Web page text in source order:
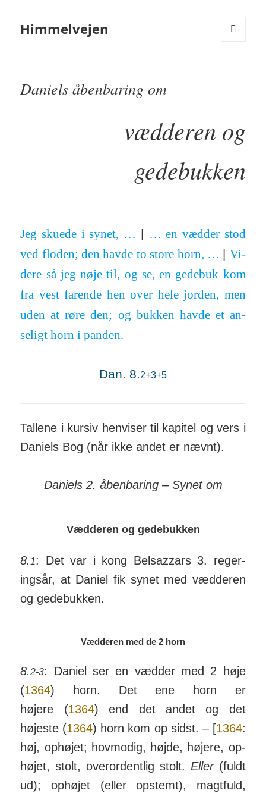
Himmelvejen
Daniels åbenbaring om
vædderen og
gedebukken
Jeg skuede i synet, …
… en vædder stod
ved floden; den havde to store horn, …
Vi­
dere så jeg nøje til, og se, en gede­buk kom
fra vest farende hen over hele jorden, men
uden at røre den; og bukken havde et an­
seligt horn i panden.
Dan. 8.2+3+5
Tallene i kursiv hen­viser til kapitel og vers i
Daniels Bog (når ikke andet er nævnt).
Daniels 2. åbenbaring – Synet om
Vædderen og gedebukken
8. 1: Det var i kong Bel­­saz­­zars 3. reger­
ings­år, at Daniel fik ­synet med væd­deren
og gede­bukken.
Vædderen med de 2 horn
8.2-3: Daniel ser en vædder med 2 høje
(1364) horn. Det ene horn er
højere (1364) end det andet og det
højeste (1364) horn kom op sidst. – [1364:
høj, op­højet; hov­modig, højde, højere, op­
højet, stolt, over­ordentlig stolt. Eller(fuldt
ud); ophøjet (eller op­stemt), magt­fuld,